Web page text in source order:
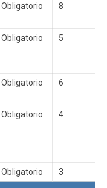
Obligatorio 8
Obligatorio 5
Obligatorio 6
Obligatorio 4
Obligatorio 3